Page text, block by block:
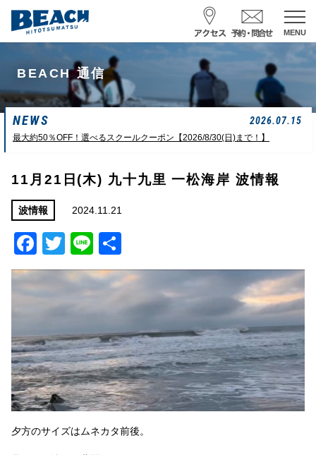
MENU
スクール予約・お問合せ
レンタル予約
サーフ ナミイーヨ
0475-32-7314
一松海岸 波情報
サイズ
ムネカタ前後
状態
ややザワ
若潮
BEACH 通信
NEWS 2026.07.15
最大約50％OFF！選べるスクールクーポン【2026/8/30(日)まで！】
11月21日(木) 九十九里 一松海岸 波情報
波情報 2024.11.21
Facebook
Twitter
Line
有
夕方のサイズはムネカタ前後。